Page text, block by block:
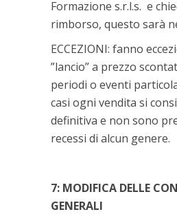
Formazione s.r.l.s. e
rimborso, questo sarà
ECCEZIONI: fanno
”lancio” a prezzo
periodi o eventi
casi ogni vendita si
definitiva e non sono
recessi di alcun genere.
7: MODIFICA DELLE
GENERALI